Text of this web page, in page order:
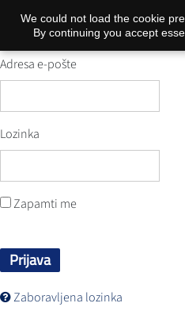
Adresa e-pošte
Lozinka
Zapamti me
Prijava
Zaboravljena lozinka
We could not load the cookie
By continuing you accept